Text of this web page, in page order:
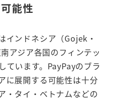
能性
インドネシア（Gojek・
アジア各国のフィンテッ
ています。PayPayのブラ
に展開する可能性は十分
・タイ・ベトナムなどの